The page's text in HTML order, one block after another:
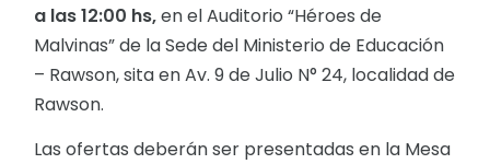
a las 12:00 hs,en el Auditorio “Héroes de
Malvinas” de la Sede del Ministerio de Educación
– Rawson, sita en Av. 9 de Julio N° 24, localidad de
Rawson.
Las ofertas deberán ser presentadas en la Mesa